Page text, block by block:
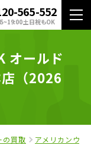
565-552
土日祝もOK
オールド
（2026
の買取 アメリカンウ